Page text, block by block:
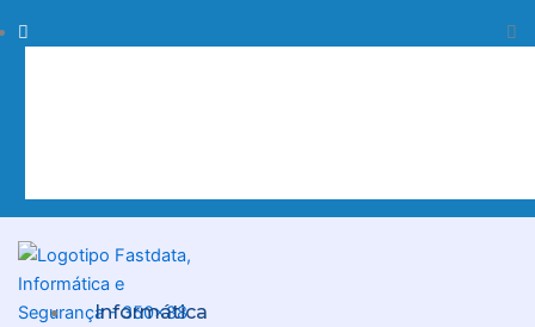
to
Procurar
Informática
Menu